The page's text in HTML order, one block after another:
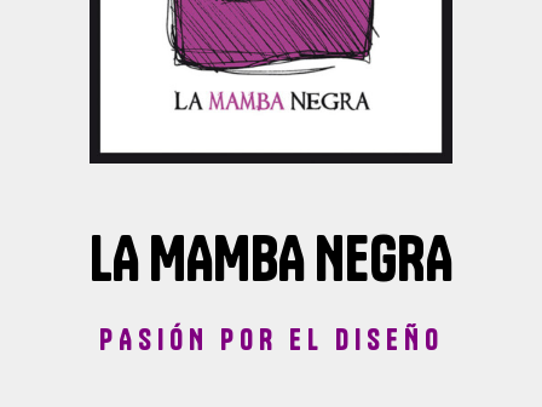
LA MAMBA NEGRA
PASIÓN POR EL DISEÑO